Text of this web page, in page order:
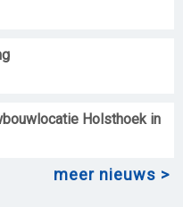
Holsthoek in
meer nieuws